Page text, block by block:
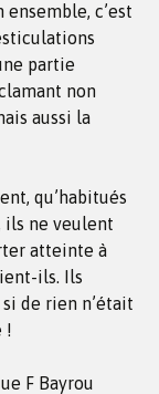
c’est
partie
non
aussi la
qu’habitués
ils ne veulent
atteinte à
ils. Ils
de rien n’était
!
F Bayrou